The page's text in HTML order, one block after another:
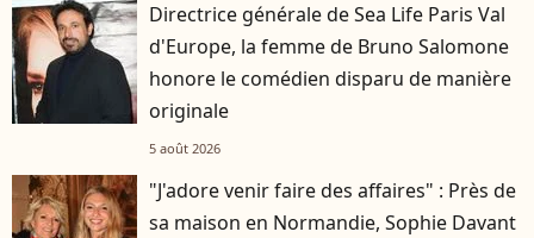
Directrice générale de Sea Life Paris Val
d'Europe, la femme de Bruno Salomone
honore le comédien disparu de manière
originale
5 août 2026
"J'adore venir faire des affaires" : Près de
sa maison en Normandie, Sophie Davant